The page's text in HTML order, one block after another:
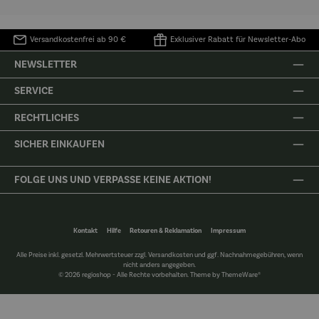
Versandkostenfrei ab 90 € Exklusiver Rabatt für Newsletter-Abo
NEWSLETTER
SERVICE
RECHTLICHES
SICHER EINKAUFEN
FOLGE UNS UND VERPASSE KEINE AKTION!
Kontakt Hilfe Retouren & Reklamation Impressum
Alle Preise inkl. gesetzl. Mehrwertsteuer zzgl.Versandkostenund ggf. Nachnahmegebühren, wenn
nicht anders angegeben.
© 2026 regioshop - Alle Rechte vorbehalten. Theme byThemeWare®